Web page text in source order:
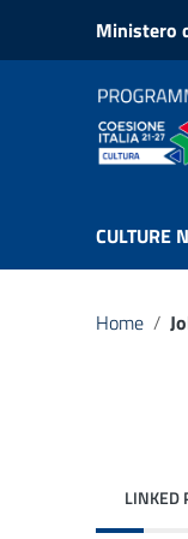
Go to content
Go to the
Go to the footer
Ministero
CULTURE
Home /
LINKED